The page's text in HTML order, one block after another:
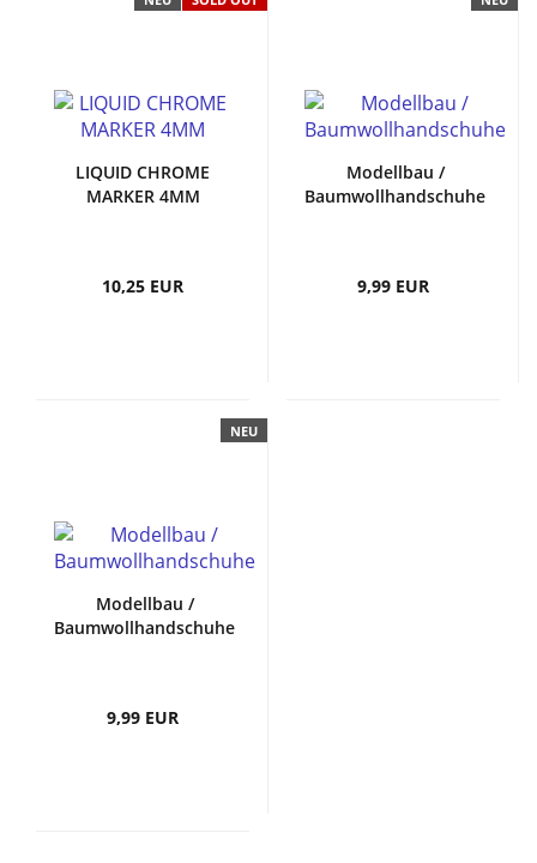
LIQUID CHROME
MARKER 4MM
10,25 EUR
Modellbau /
Baumwollhandschuhe
9,99 EUR
NEU
Modellbau /
Baumwollhandschuhe
9,99 EUR